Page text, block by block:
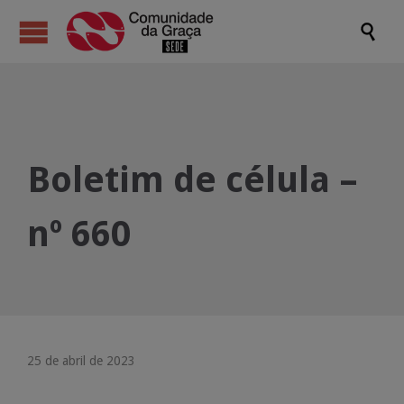

Boletim de célula –
nº 660
25 de abril de 2023